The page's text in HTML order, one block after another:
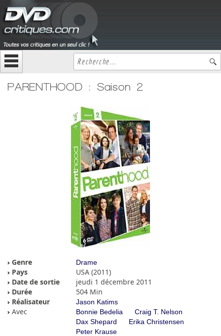
PARENTHOOD : Saison 2
Genre Drame
Pays
USA (2011)
Date de sortie
jeudi 1 décembre 2011
Durée
504 Min
Réalisateur
Jason Katims
Avec Bonnie Bedelia
Craig T. Nelson
Dax Shepard
Erika Christensen
Peter Krause